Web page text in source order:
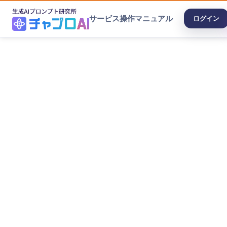
サービス操作マニュアル ログイン